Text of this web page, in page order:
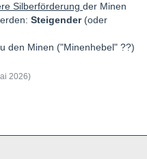
Silberförderung der Minen
Steigender(oder
den Minen ("Minenhebel" ??)
2026)